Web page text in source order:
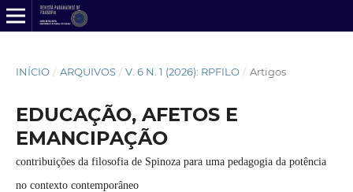
INÍCIO / ARQUIVOS / V. 6 N. 1 (2026): RPFILO / Artigos
EDUCAÇÃO, AFETOS E
EMANCIPAÇÃO
contribuições da filosofia de Spinoza para uma pedagogia da potência
no contexto contemporâneo